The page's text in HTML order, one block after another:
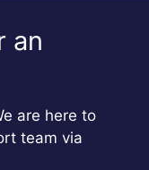
an
are here to
team via